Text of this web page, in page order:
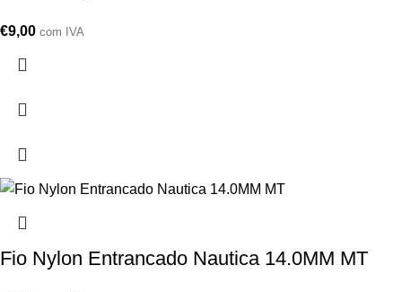
€9,00 com IVA
Fio Nylon Entrancado Nautica 14.0MM MT